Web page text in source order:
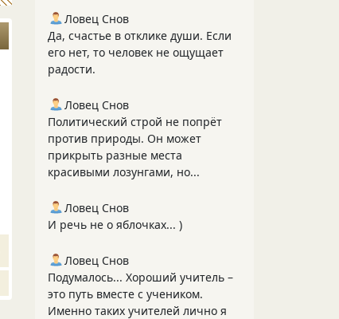
Ловец Снов
Да, счастье в отклике души. Если
его нет, то человек не ощущает
радости.
Ловец Снов
Политический строй не попрёт
против природы. Он может
прикрыть разные места
красивыми лозунгами, но...
Ловец Снов
И речь не о яблочках... )
Ловец Снов
Подумалось... Хороший учитель –
это путь вместе с учеником.
Именно таких учителей лично я